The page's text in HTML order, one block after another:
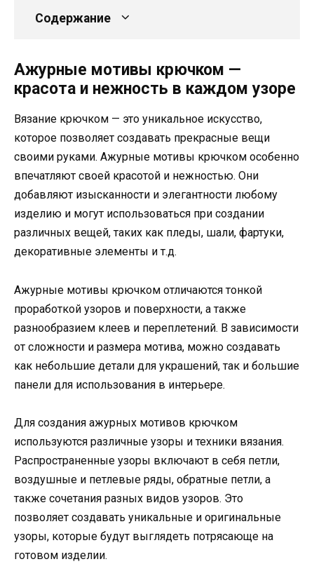
Содержание
Ажурные мотивы крючком —
красота и нежность в каждом узоре
Вязание крючком — это уникальное искусство,
которое позволяет создавать прекрасные вещи
своими руками. Ажурные мотивы крючком особенно
впечатляют своей красотой и нежностью. Они
добавляют изысканности и элегантности любому
изделию и могут использоваться при создании
различных вещей, таких как пледы, шали, фартуки,
декоративные элементы и т.д.
Ажурные мотивы крючком отличаются тонкой
проработкой узоров и поверхности, а также
разнообразием клеев и переплетений. В зависимости
от сложности и размера мотива, можно создавать
как небольшие детали для украшений, так и большие
панели для использования в интерьере.
Для создания ажурных мотивов крючком
используются различные узоры и техники вязания.
Распространенные узоры включают в себя петли,
воздушные и петлевые ряды, обратные петли, а
также сочетания разных видов узоров. Это
позволяет создавать уникальные и оригинальные
узоры, которые будут выглядеть потрясающе на
готовом изделии.